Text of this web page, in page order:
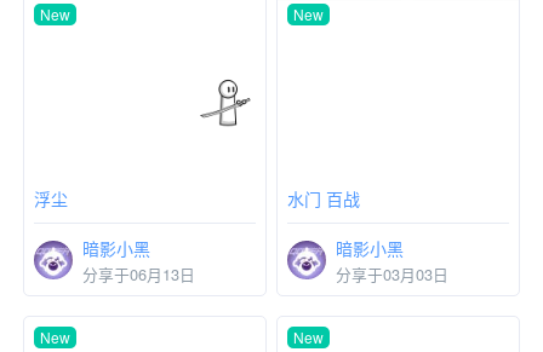
New
浮尘
暗影小黑
分享于06月13日
New
水门 百战
暗影小黑
分享于03月03日
New New